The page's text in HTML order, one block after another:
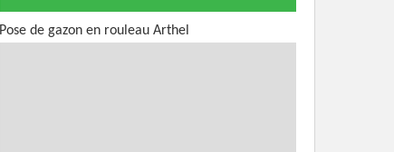
Pose de gazon en rouleau Arthel